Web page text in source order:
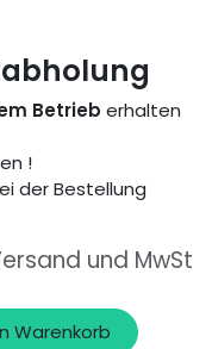
Betrieb erhalten
!
der Bestellung
und MwSt
Warenkorb